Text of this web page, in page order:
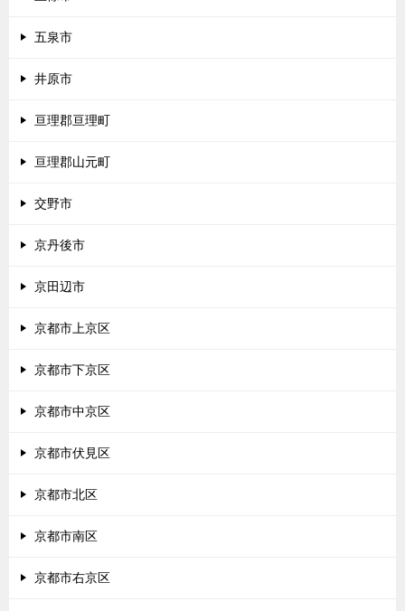
五泉市
井原市
亘理郡亘理町
亘理郡山元町
交野市
京丹後市
京田辺市
京都市上京区
京都市下京区
京都市中京区
京都市伏見区
京都市北区
京都市南区
京都市右京区